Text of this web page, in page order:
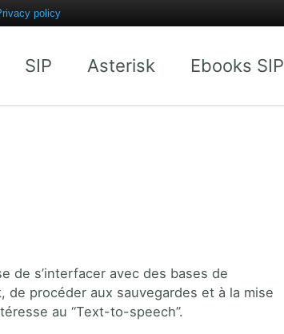
SIP Asterisk Ebooks SIP
de s’interfacer avec des bases de
de procéder aux sauvegardes et à la mise
au “Text-to-speech”.
policy